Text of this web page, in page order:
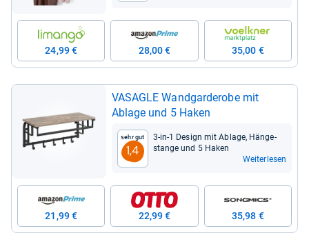
24,99 € 28,00 € 35,00 €
VASA­GLE Wand­gar­de­robe mit
Ablage und 5 Haken
Sehr gut
1,4
3-​in-​1 Design mit Ablage, Hän­ge­
stange und 5 Haken
Weiterlesen
21,99 € 22,99 € 35,98 €